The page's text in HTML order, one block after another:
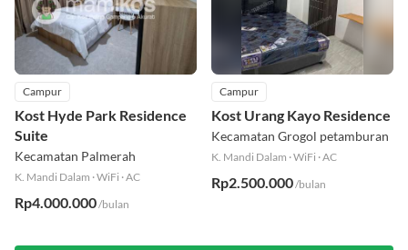
Campur
Kost Hyde Park Residence
Suite
Kecamatan Palmerah
K. Mandi Dalam ·WiFi ·AC
Rp4.000.000/bulan
Campur
Kost Urang Kayo Residence
Kecamatan Grogol petamburan
K. Mandi Dalam ·WiFi ·AC
Rp2.500.000/bulan